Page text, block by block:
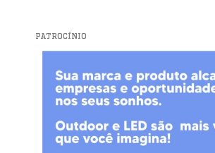
PATROCÍNIO